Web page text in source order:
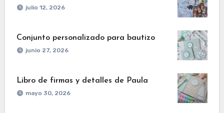
julio 12, 2026
Conjunto personalizado para bautizo
junio 27, 2026
Libro de firmas y detalles de Paula
mayo 30, 2026